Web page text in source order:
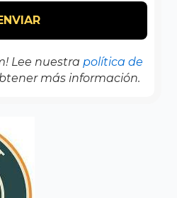
Lee nuestra política de
más información.